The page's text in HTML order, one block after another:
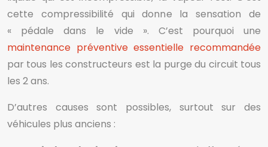
cette compressibilité qui donne la sensation de
« pédale dans le vide ». C’est pourquoi une
maintenance préventive essentielle recommandée
par tous les constructeurs est la purge du circuit tous
les 2 ans.
D’autres causes sont possibles, surtout sur des
véhicules plus anciens :